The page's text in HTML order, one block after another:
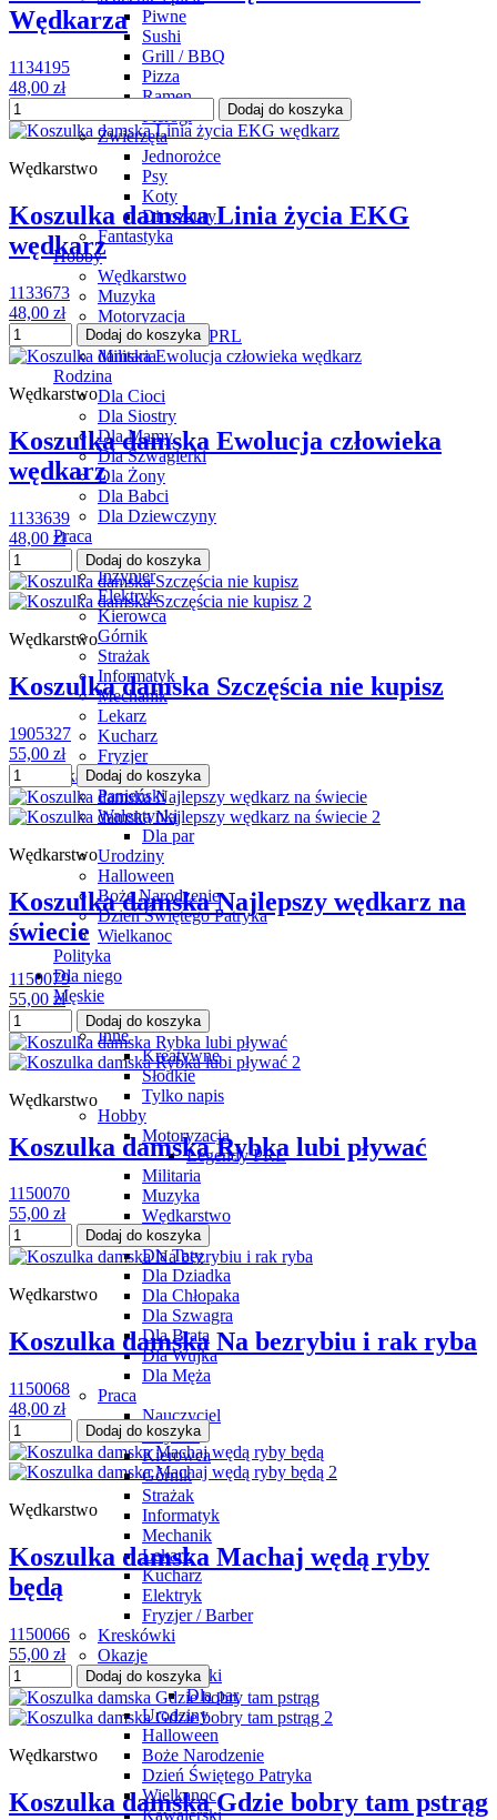
Piwne
Sushi
Grill / BBQ
Pizza
Ramen
Pierogi
Zwierzęta
Jednorożce
Psy
Koty
Dinozaury
Fantastyka
Hobby
Wędkarstwo
Muzyka
Motoryzacja
Legendy PRL
Militaria
Rodzina
Dla Cioci
Dla Siostry
Dla Mamy
Dla Szwagierki
Dla Żony
Dla Babci
Dla Dziewczyny
Praca
Nauczyciel
Inżynier
Elektryk
Kierowca
Górnik
Strażak
Informatyk
Mechanik
Lekarz
Kucharz
Fryzjer
Okazje
Panieński
Walentynki
Dla par
Urodziny
Halloween
Boże Narodzenie
Dzień Świętego Patryka
Wielkanoc
Polityka
Dla niego
Męskie
Filmy
Inne
Kreatywne
Słodkie
Tylko napis
Hobby
Motoryzacja
Legendy PRL
Militaria
Muzyka
Wędkarstwo
Rodzina
Dla Taty
Dla Dziadka
Dla Chłopaka
Dla Szwagra
Dla Brata
Dla Wujka
Dla Męża
Praca
Nauczyciel
Inżynier
Kierowca
Górnik
Strażak
Informatyk
Mechanik
Lekarz
Kucharz
Elektryk
Fryzjer / Barber
Kreskówki
Okazje
Walentynki
Dla par
Urodziny
Halloween
Boże Narodzenie
Dzień Świętego Patryka
Wielkanoc
Kawalerski
Wędkarza
1134195
48,00 zł
Dodaj do koszyka
Wędkarstwo
Koszulka damska Linia życia EKG
wędkarz
1133673
48,00 zł
Dodaj do koszyka
Wędkarstwo
Koszulka damska Ewolucja człowieka
wędkarz
1133639
48,00 zł
Dodaj do koszyka
Wędkarstwo
Koszulka damska Szczęścia nie kupisz
1905327
55,00 zł
Dodaj do koszyka
Wędkarstwo
Koszulka damska Najlepszy wędkarz na
świecie
1150079
55,00 zł
Dodaj do koszyka
Wędkarstwo
Koszulka damska Rybka lubi pływać
1150070
55,00 zł
Dodaj do koszyka
Wędkarstwo
Koszulka damska Na bezrybiu i rak ryba
1150068
48,00 zł
Dodaj do koszyka
Wędkarstwo
Koszulka damska Machaj wędą ryby
będą
1150066
55,00 zł
Dodaj do koszyka
Wędkarstwo
Koszulka damska Gdzie bobry tam pstrąg